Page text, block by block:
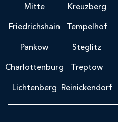
Mitte
Friedrichshain
Pankow
Charlottenburg
Lichtenberg
Kreuzberg
Tempelhof
Steglitz
Treptow
Reinickendorf